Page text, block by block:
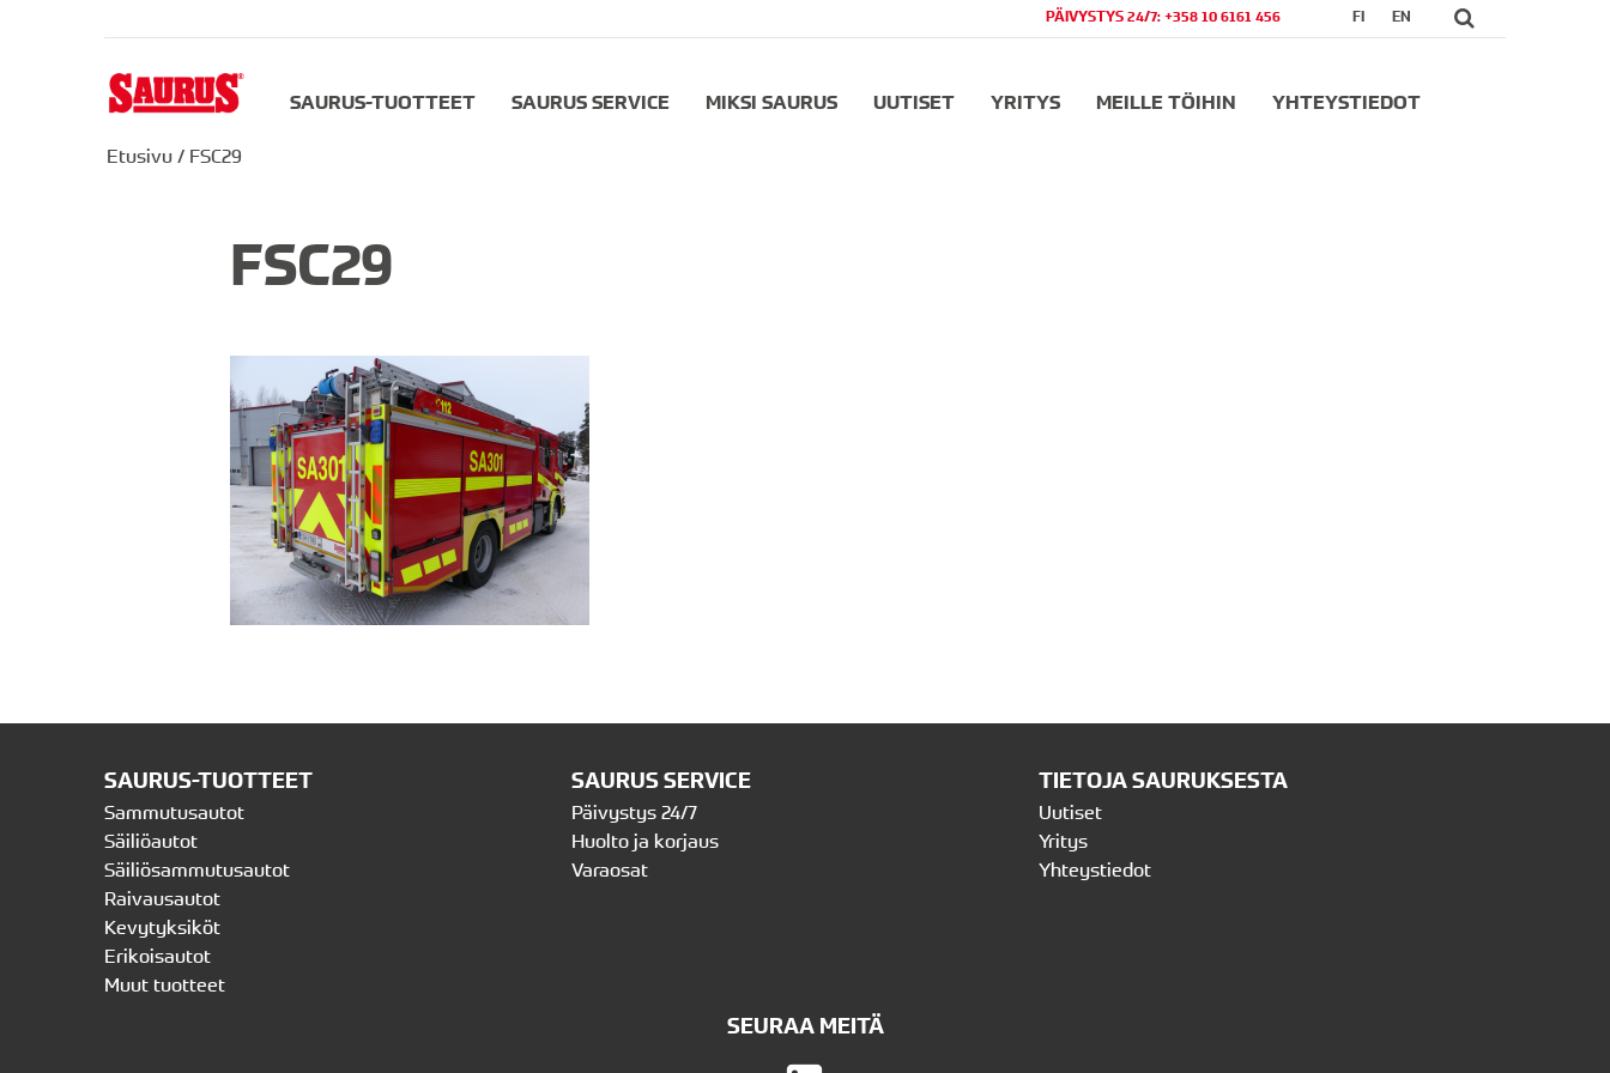
FI EN
PÄIVYSTYS 24/7: +358 10 6161 456
SAURUS-TUOTTEET SAURUS SERVICE MIKSI SAURUS UUTISET YRITYS MEILLE TÖIHIN YHTEYSTIEDOT
Etusivu / FSC29
FSC29
SAURUS-TUOTTEET
Sammutusautot
Säiliöautot
Säiliösammutusautot
Raivausautot
Kevytyksiköt
Erikoisautot
Muut tuotteet
SAURUS SERVICE
Päivystys 24/7
Huolto ja korjaus
Varaosat
TIETOJA SAURUKSESTA
Uutiset
Yritys
Yhteystiedot
SEURAA MEITÄ